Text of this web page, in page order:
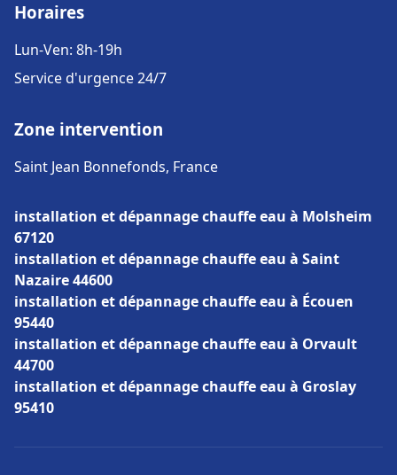
Horaires
Lun-Ven: 8h-19h
Service d'urgence 24/7
Zone intervention
Saint Jean Bonnefonds, France
installation et dépannage chauffe eau à Molsheim
67120
installation et dépannage chauffe eau à Saint
Nazaire 44600
installation et dépannage chauffe eau à Écouen
95440
installation et dépannage chauffe eau à Orvault
44700
installation et dépannage chauffe eau à Groslay
95410